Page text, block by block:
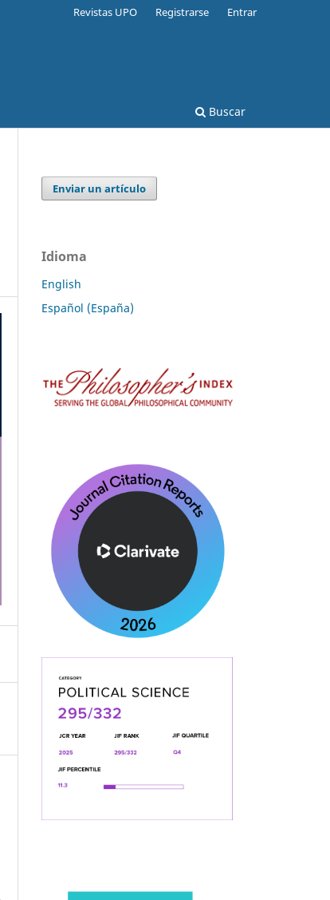
Buscar
Revistas UPO Registrarse Entrar
Enviar un artículo
Idioma
English
Español (España)